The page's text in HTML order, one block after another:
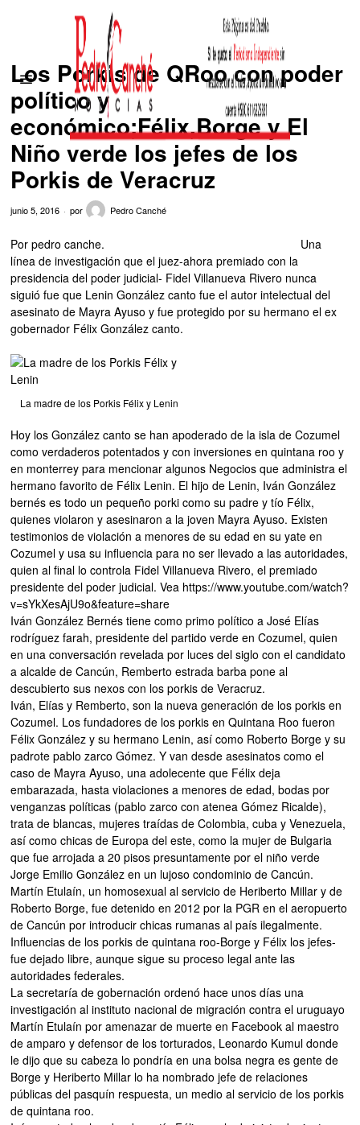
Los Porkis de QRoo con poder
político y
económico;Félix,Borge y El
Niño verde los jefes de los
Porkis de Veracruz
junio 5, 2016 por Pedro Canché
Por pedro canche. Una
línea de investigación que el juez-ahora premiado con la
presidencia del poder judicial- Fidel Villanueva Rivero nunca
siguió fue que Lenin González canto fue el autor intelectual del
asesinato de Mayra Ayuso y fue protegido por su hermano el ex
gobernador Félix González canto.
La madre de los Porkis Félix y Lenin
Hoy los González canto se han apoderado de la isla de Cozumel
como verdaderos potentados y con inversiones en quintana roo y
en monterrey para mencionar algunos Negocios que administra el
hermano favorito de Félix Lenin. El hijo de Lenin, Iván González
bernés es todo un pequeño porki como su padre y tío Félix,
quienes violaron y asesinaron a la joven Mayra Ayuso. Existen
testimonios de violación a menores de su edad en su yate en
Cozumel y usa su influencia para no ser llevado a las autoridades,
quien al final lo controla Fidel Villanueva Rivero, el premiado
presidente del poder judicial. Vea https://www.youtube.com/watch?
v=sYkXesAjU9o&feature=share
Iván González Bernés tiene como primo político a José Elías
rodríguez farah, presidente del partido verde en Cozumel, quien
en una conversación revelada por luces del siglo con el candidato
a alcalde de Cancún, Remberto estrada barba pone al
descubierto sus nexos con los porkis de Veracruz.
Iván, Elías y Remberto, son la nueva generación de los porkis en
Cozumel. Los fundadores de los porkis en Quintana Roo fueron
Félix González y su hermano Lenin, así como Roberto Borge y su
padrote pablo zarco Gómez. Y van desde asesinatos como el
caso de Mayra Ayuso, una adolecente que Félix deja
embarazada, hasta violaciones a menores de edad, bodas por
venganzas políticas (pablo zarco con atenea Gómez Ricalde),
trata de blancas, mujeres traídas de Colombia, cuba y Venezuela,
así como chicas de Europa del este, como la mujer de Bulgaria
que fue arrojada a 20 pisos presuntamente por el niño verde
Jorge Emilio González en un lujoso condominio de Cancún.
Martín Etulaín, un homosexual al servicio de Heriberto Millar y de
Roberto Borge, fue detenido en 2012 por la PGR en el aeropuerto
de Cancún por introducir chicas rumanas al país ilegalmente.
Influencias de los porkis de quintana roo-Borge y Félix los jefes-
fue dejado libre, aunque sigue su proceso legal ante las
autoridades federales.
La secretaría de gobernación ordenó hace unos días una
investigación al instituto nacional de migración contra el uruguayo
Martín Etulaín por amenazar de muerte en Facebook al maestro
de amparo y defensor de los torturados, Leonardo Kumul donde
le dijo que su cabeza lo pondría en una bolsa negra es gente de
Borge y Heriberto Millar lo ha nombrado jefe de relaciones
públicas del pasquín respuesta, un medio al servicio de los porkis
de quintana roo.